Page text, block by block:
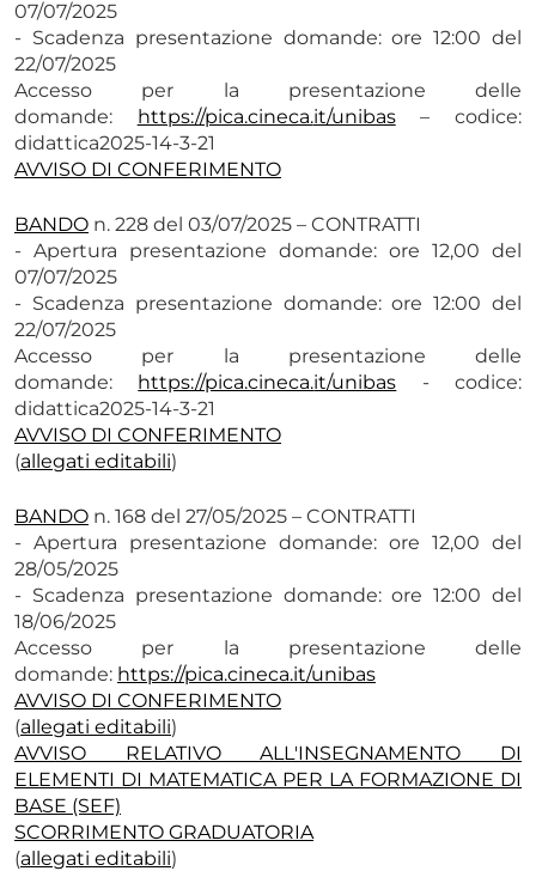
07/07/2025
- Scadenza presentazione domande: ore 12:00 del
22/07/2025
Accesso per la presentazione delle
domande: https://pica.cineca.it/unibas– codice:
didattica2025-14-3-21
AVVISO DI CONFERIMENTO
BANDO n. 228 del 03/07/2025 – CONTRATTI
- Apertura presentazione domande: ore 12,00 del
07/07/2025
- Scadenza presentazione domande: ore 12:00 del
22/07/2025
Accesso per la presentazione delle
domande: https://pica.cineca.it/unibas - codice:
didattica2025-14-3-21
AVVISO DI CONFERIMENTO
(allegati editabili)
BANDO n. 168 del 27/05/2025 – CONTRATTI
- Apertura presentazione domande: ore 12,00 del
28/05/2025
- Scadenza presentazione domande: ore 12:00 del
18/06/2025
Accesso per la presentazione delle
domande: https://pica.cineca.it/unibas
AVVISO DI CONFERIMENTO
(allegati editabili)
AVVISO RELATIVO ALL'INSEGNAMENTO DI
ELEMENTI DI MATEMATICA PER LA FORMAZIONE DI
BASE (SEF)
SCORRIMENTO GRADUATORIA
(allegati editabili)